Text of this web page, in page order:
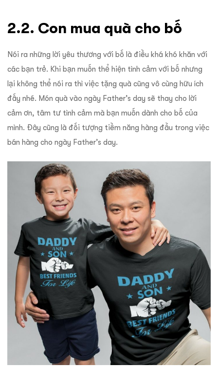
2.2. Con mua quà cho bố
Nói ra những lời yêu thương với bố là điều khá khó khăn với
các bạn trẻ. Khi bạn muốn thể hiện tình cảm với bố nhưng
lại không thể nói ra thì việc tặng quà cũng vô cùng hữu ích
đấy nhé. Món quà vào ngày Father’s day sẽ thay cho lời
cảm ơn, tâm tư tình cảm mà bạn muốn dành cho bố của
mình. Đây cũng là đối tượng tiềm năng hàng đầu trong việc
bán hàng cho ngày Father’s day.